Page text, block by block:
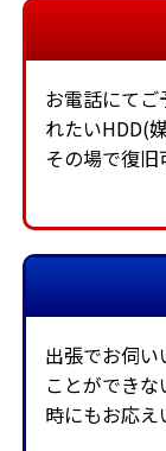
お電話にて
れたいHDD(
その場で復旧
出張でお伺
ことができ
時にもお応え